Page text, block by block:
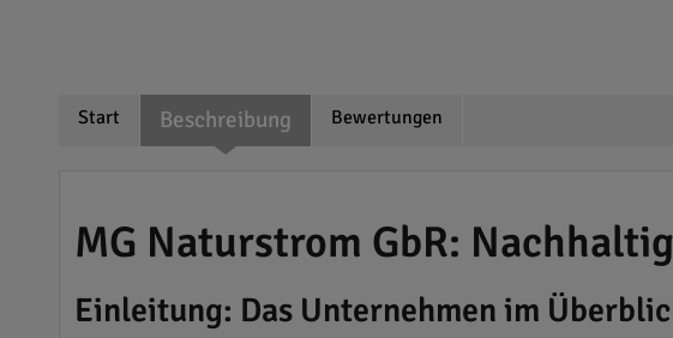
Start Beschreibung Bewertungen
MG Naturstrom GbR:
Einleitung: Das Unternehmen im